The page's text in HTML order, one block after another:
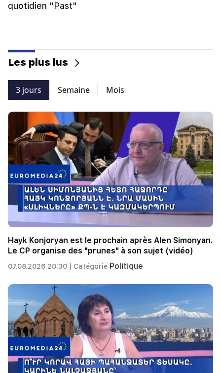
quotidien "Past"
Les plus lus
3 jours Semaine Mois
Hayk Konjoryan est le prochain après Alen Simonyan.
Le CP organise des "prunes" à son sujet (vidéo)
07.08.2026 20:30 | Catégorie Politique